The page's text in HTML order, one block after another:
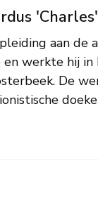
aan de
werkte hij
De
keer een